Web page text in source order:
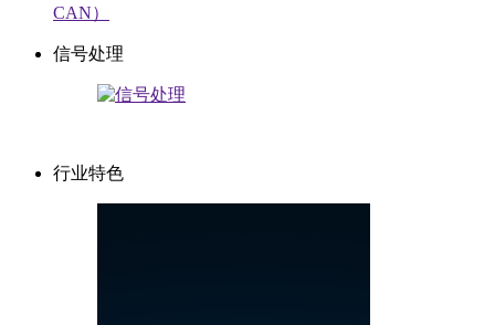
CAN）
信号处理
行业特色